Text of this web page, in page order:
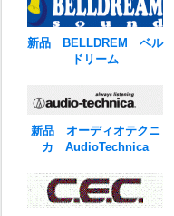
新品 BELLDREM ベル
ドリーム
新品 オーディオテクニ
カ AudioTechnica